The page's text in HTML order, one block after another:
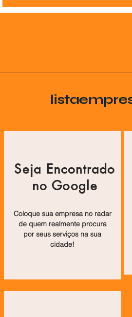
Seja Encontrado
no Google
Coloque sua empresa no radar
de quem realmente procura
por seus serviços na sua
cidade!